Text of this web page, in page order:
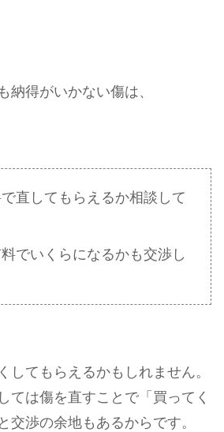
納得がいかない傷は、
直してもらえるか相談して
でいくらになるかも交渉し
してもらえるかもしれません。
ては傷を直すことで「買ってく
交渉の余地もあるからです。